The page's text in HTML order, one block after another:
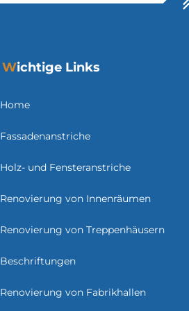
Wichtige Links
Home
Fassadenanstriche
Holz- und Fensteranstriche
Renovierung von Innenräumen
Renovierung von Treppenhäusern
Beschriftungen
Renovierung von Fabrikhallen